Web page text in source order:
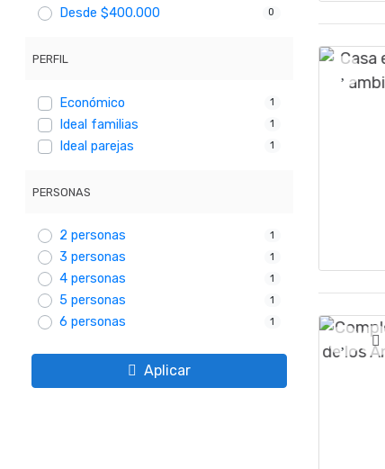
Desde $400.000 0
PERFIL
Económico 1
Ideal familias 1
Ideal parejas 1
PERSONAS
2 personas 1
3 personas 1
4 personas 1
5 personas 1
6 personas 1
Aplicar